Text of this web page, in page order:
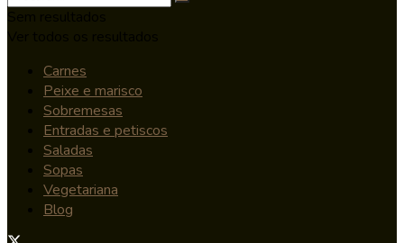
Carnes
Peixe e marisco
Sobremesas
Entradas e petiscos
Saladas
Sopas
Vegetariana
Blog